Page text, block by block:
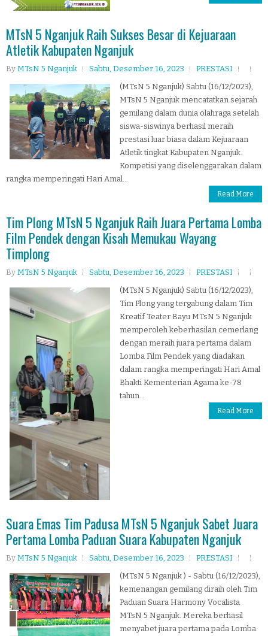
MTsN 5 Nganjuk Raih Sukses Besar di Kejuaraan
Atletik Kabupaten Nganjuk
By MTsN 5 Nganjuk Sabtu, Desember 16, 2023
PRESTASI
(MTsN 5 Nganjuk) Sabtu (16/12/2023),
MTsN 5 Nganjuk mencatatkan sejarah
gemilang dalam dunia olahraga setelah
siswa-siswinya berhasil meraih
prestasi luar biasa dalam Kejuaraan
Atletik tingkat Kabupaten Nganjuk.
Kompetisi yang diselenggarakan dalam
rangka memperingati Hari Amal...
Read More
Tim Plong MTsN 5 Nganjuk Raih Juara Pertama Lomba
Film Pendek dengan Kisah Memukau Wayang
Timplong
By MTsN 5 Nganjuk Sabtu, Desember 16, 2023
PRESTASI
(MTsN 5 Nganjuk) Sabtu (16/12/2023),
Tim Plong yang tergabung dalam Tim
Kreatif Teater Bayu MTsN 5 Nganjuk
memperoleh keberhasilan cemerlang
dengan meraih juara pertama dalam
Lomba Film Pendek yang diadakan
dalam rangka memperingati Hari Amal
Bhakti Kementerian Agama ke-78
tahun...
Read More
Suara Emas Tim Padusa MTsN 5 Nganjuk Sabet Juara
Pertama Lomba Paduan Suara Kabupaten Nganjuk
By MTsN 5 Nganjuk Sabtu, Desember 16, 2023
PRESTASI
(MTsN 5 Nganjuk ) - Sabtu (16/12/2023),
kemenangan gemilang diraih oleh Tim
Paduan Suara Harmony Vocalista
MTsN 5 Nganjuk. Mereka berhasil
menyabet juara pertama pada Lomba